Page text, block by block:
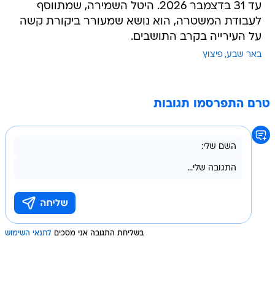
עד 31 בדצמבר 2026. היטל השמירה, שמתווסף
לעבודת המשטרה, הוא נושא שמעורר ביקורת קשה
על העירייה בקרב התושבים.
באר שבע פיצוץ
טרם התפרסמו תגובות
בשליחת התגובה אני מסכים לתנאי השימוש